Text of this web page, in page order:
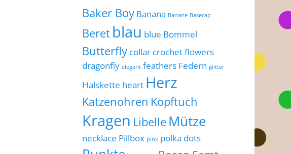
Baker Boy Banana Banane Basecap
Beret blau blue Bommel
Butterfly collar crochet flowers
dragonfly elegant feathers Federn glitter
Halskette heart Herz
Katzenohren Kopftuch
Kragen Libelle Mütze
necklace Pillbox pink polka dots